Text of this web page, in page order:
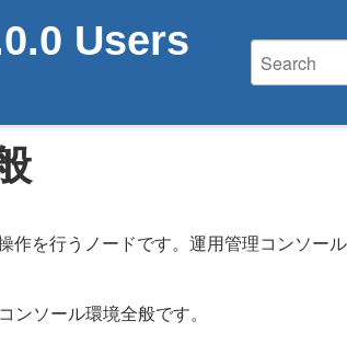
Users
作を行うノードです。運用管理コンソー
ンソール環境全般です。